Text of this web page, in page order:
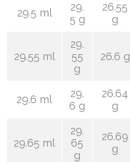
29.5 ml
29.
5 g
26.55
g
29.55 ml
29.
55
g
26.6 g
29.6 ml
29.
6 g
26.64
g
29.65 ml
29.
65
g
26.69
g